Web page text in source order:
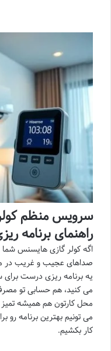
سرویس منظم
راهنمای برنامه
اگه کولر گازی هایسنس شما
صداهای عجیب و غریب در
یه برنامه ریزی درست
می کنید، هم حسابی تو
محل کارتون هم همیشه تمیز
می تونیم بهترین برنامه
کار بکشیم.